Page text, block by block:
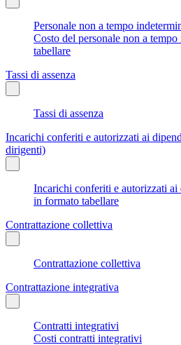
Personale non a tempo
Costo del personale non a
tabellare
Tassi di assenza
Tassi di assenza
Incarichi conferiti e autorizzati ai
dirigenti)
Incarichi conferiti e autorizzati
in formato tabellare
Contrattazione collettiva
Contrattazione collettiva
Contrattazione integrativa
Contratti integrativi
Costi contratti integrativi